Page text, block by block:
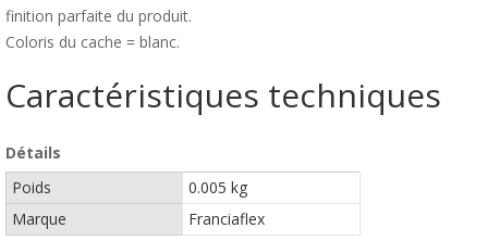
finition parfaite du produit.
Coloris du cache = blanc.
Caractéristiques techniques
Détails
Poids
0.005 kg
Marque
Franciaflex